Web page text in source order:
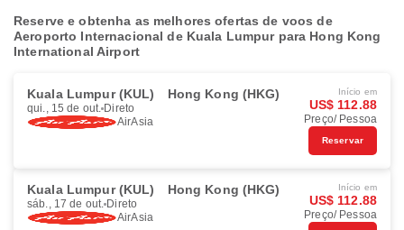
Reserve e obtenha as melhores ofertas de voos de
Aeroporto Internacional de Kuala Lumpur para Hong Kong
International Airport
Kuala Lumpur (KUL) Hong Kong (HKG)
qui., 15 de out. Direto
AirAsia
Início em
US$ 112.88
Preço/ Pessoa
Reservar
Kuala Lumpur (KUL) Hong Kong (HKG)
sáb., 17 de out. Direto
AirAsia
Início em
US$ 112.88
Preço/ Pessoa